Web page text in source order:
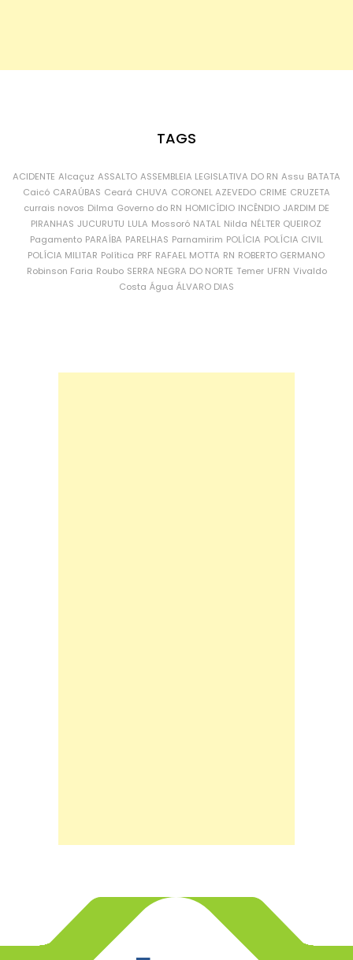
TAGS
ACIDENTE Alcaçuz ASSALTO ASSEMBLEIA LEGISLATIVA DO RN Assu BATATA
Caicó CARAÚBAS Ceará CHUVA CORONEL AZEVEDO CRIME CRUZETA
currais novos Dilma Governo do RN HOMICÍDIO INCÊNDIO JARDIM DE
PIRANHAS JUCURUTU LULA Mossoró NATAL Nilda NÉLTER QUEIROZ
Pagamento PARAÍBA PARELHAS Parnamirim POLÍCIA POLÍCIA CIVIL
POLÍCIA MILITAR Política PRF RAFAEL MOTTA RN ROBERTO GERMANO
Robinson Faria Roubo SERRA NEGRA DO NORTE Temer UFRN Vivaldo
Costa Água ÁLVARO DIAS